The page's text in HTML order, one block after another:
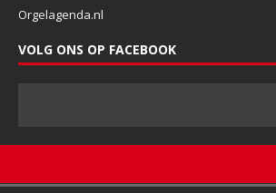
Orgelagenda.nl
VOLG ONS OP FACEBOOK